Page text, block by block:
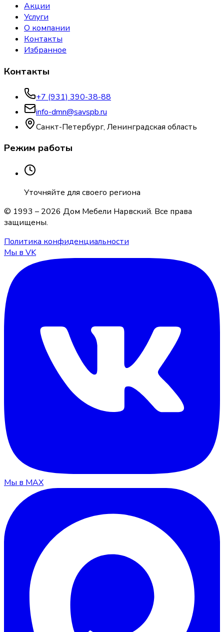
Акции
Услуги
О компании
Контакты
Избранное
Контакты
+7 (931) 390-38-88
info-dmn@savspb.ru
Санкт-Петербург, Ленинградская область
Режим работы
Уточняйте для своего региона
© 1993 – 2026 Дом Мебели Нарвский. Все права
защищены.
Политика конфиденциальности
Мы в VK
Мы в MAX